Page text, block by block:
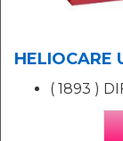
HELIOCARE
( 1893 )